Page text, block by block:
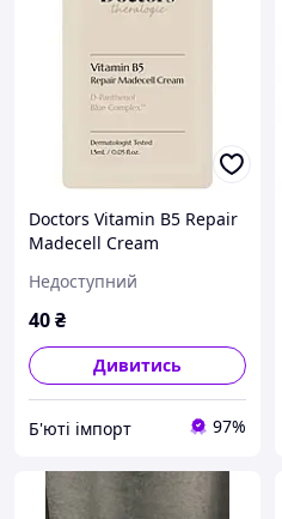
Doctors Vitamin B5 Repair
Madecell Cream
Д-пантенолом, 1.5 мл
Недоступний
40₴
Дивитись
Б'юті імпорт 97%